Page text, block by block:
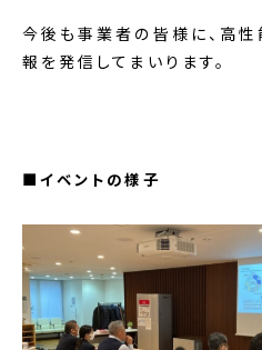
今後も事業者の皆様に、高
報を発信してまいります。
■イベントの様子